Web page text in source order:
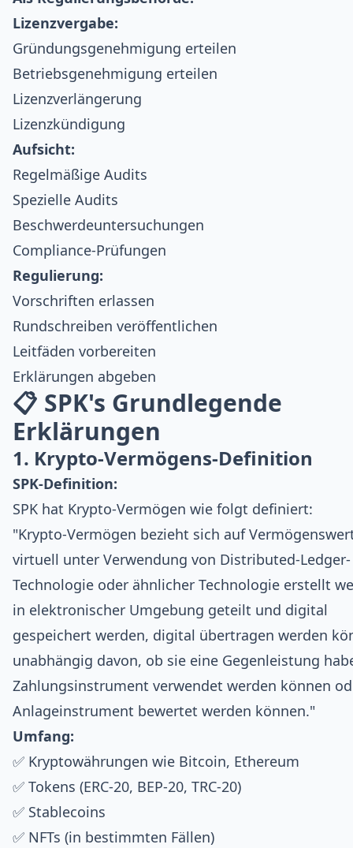
Lizenzvergabe:
Gründungsgenehmigung erteilen
Betriebsgenehmigung erteilen
Lizenzverlängerung
Lizenzkündigung
Aufsicht:
Regelmäßige Audits
Spezielle Audits
Beschwerdeuntersuchungen
Compliance-Prüfungen
Regulierung:
Vorschriften erlassen
Rundschreiben veröffentlichen
Leitfäden vorbereiten
Erklärungen abgeben
📋 SPK's Grundlegende
Erklärungen
1. Krypto-Vermögens-Definition
SPK-Definition:
SPK hat Krypto-Vermögen wie folgt definiert:
"Krypto-Vermögen bezieht sich auf
virtuell unter Verwendung von Distributed-Ledger-
Technologie oder ähnlicher Technologie erstellt
in elektronischer Umgebung geteilt und digital
gespeichert werden, digital übertragen werden
unabhängig davon, ob sie eine Gegenleistung
Zahlungsinstrument verwendet werden können
Anlageinstrument bewertet werden können."
Umfang:
✅ Kryptowährungen wie Bitcoin, Ethereum
✅ Tokens (ERC-20, BEP-20, TRC-20)
✅ Stablecoins
✅ NFTs (in bestimmten Fällen)